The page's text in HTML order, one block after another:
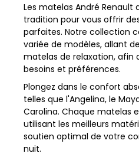
Les matelas André Renault
tradition pour vous offrir
parfaites. Notre collection
variée de modèles, allant
matelas de relaxation, afin
besoins et préférences.
Plongez dans le confort
telles que l'Angelina, le
Carolina. Chaque matelas
utilisant les meilleurs
soutien optimal de votre
nuit.